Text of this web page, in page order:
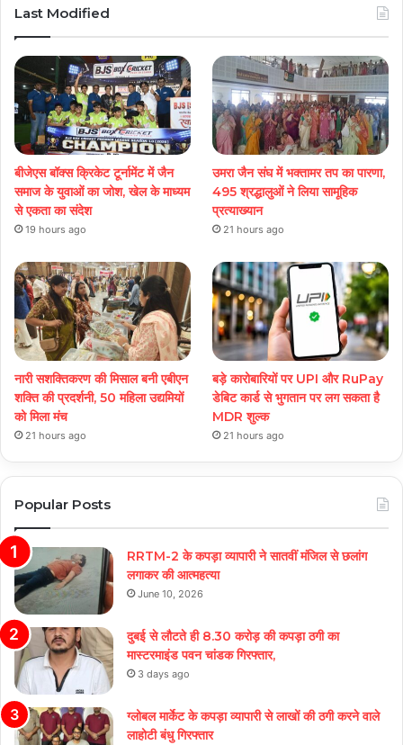
Last Modified
बीजेएस बॉक्स क्रिकेट टूर्नामेंट में जैन
समाज के युवाओं का जोश, खेल के माध्यम
से एकता का संदेश
19 hours ago
उमरा जैन संघ में भक्तामर तप का पारणा,
495 श्रद्धालुओं ने लिया सामूहिक
प्रत्याख्यान
21 hours ago
नारी सशक्तिकरण की मिसाल बनी एबीएन
शक्ति की प्रदर्शनी, 50 महिला उद्यमियों
को मिला मंच
21 hours ago
बड़े कारोबारियों पर UPI और RuPay
डेबिट कार्ड से भुगतान पर लग सकता है
MDR शुल्क
21 hours ago
Popular Posts
RRTM-2 के कपड़ा व्यापारी ने सातवीं मंजिल से छलांग
लगाकर की आत्महत्या
June 10, 2026
दुबई से लौटते ही 8.30 करोड़ की कपड़ा ठगी का
मास्टरमाइंड पवन चांडक गिरफ्तार,
3 days ago
ग्लोबल मार्केट के कपड़ा व्यापारी से लाखों की ठगी करने वाले
लाहोटी बंधु गिरफ्तार